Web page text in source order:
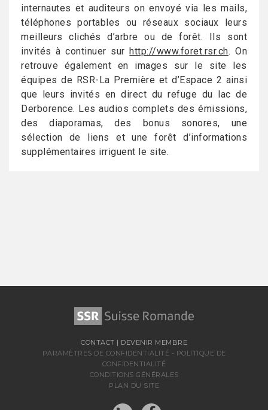
internautes et auditeurs on envoyé via les mails,
téléphones portables ou réseaux sociaux leurs
meilleurs clichés d’arbre ou de forêt. Ils sont
invités à continuer surhttp://www.foret.rsr.ch. On
retrouve également en images sur le site les
équipes de RSR-La Première et d’Espace 2 ainsi
que leurs invités en direct du refuge du lac de
Derborence. Les audios complets des émissions,
des diaporamas, des bonus sonores, une
sélection de liens et une forêt d’informations
supplémentaires irriguent le site.
CONTACT | DEVENIR MEMBRE
PARAMÈTRES DE CONFIDENTIALITÉ - POLITIQUE DE
CONFIDENTIALITÉ
CONDITIONS GÉNÉRALES
PLAN DU SITE